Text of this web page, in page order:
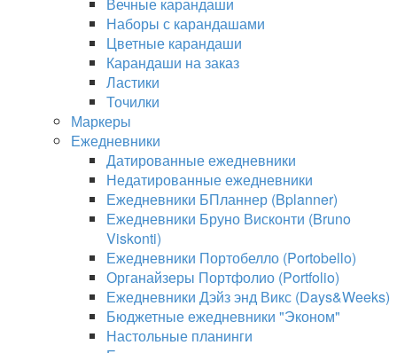
Наборы с карандашами
Цветные карандаши
Карандаши на заказ
Ластики
Точилки
Маркеры
Ежедневники
Датированные ежедневники
Недатированные ежедневники
Ежедневники БПланнер (Bplanner)
Ежедневники Бруно Висконти (Bruno
Viskonti)
Ежедневники Портобелло (Portobello)
Органайзеры Портфолио (Portfolio)
Ежедневники Дэйз энд Викс (Days&Weeks)
Бюджетные ежедневники "Эконом"
Настольные планинги